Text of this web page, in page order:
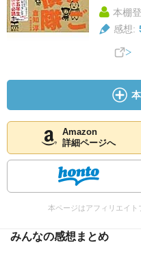
本棚
感想:
Amazon
詳細ページへ
本ページはアフィリエイ
みんなの感想まとめ